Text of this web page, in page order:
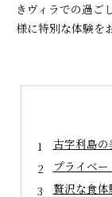
きヴィラでの過ご
様に特別な体験を
古字利島
プライベ
贅沢な食